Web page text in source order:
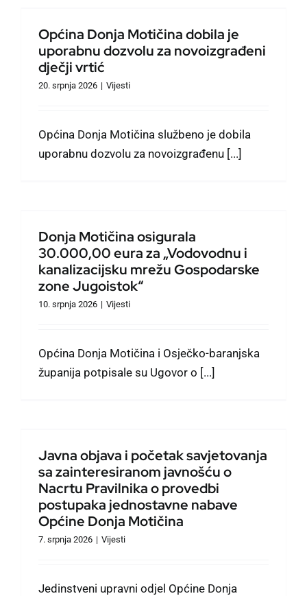
Općina Donja Motičina dobila je
uporabnu dozvolu za novoizgrađeni
dječji vrtić
20. srpnja 2026 | Vijesti
Općina Donja Motičina službeno je dobila
uporabnu dozvolu za novoizgrađenu [...]
Donja Motičina osigurala
30.000,00 eura za „Vodovodnu i
kanalizacijsku mrežu Gospodarske
zone Jugoistok“
10. srpnja 2026 | Vijesti
Općina Donja Motičina i Osječko-baranjska
županija potpisale su Ugovor o [...]
Javna objava i početak savjetovanja
sa zainteresiranom javnošću o
Nacrtu Pravilnika o provedbi
postupaka jednostavne nabave
Općine Donja Motičina
7. srpnja 2026 | Vijesti
Jedinstveni upravni odjel Općine Donja